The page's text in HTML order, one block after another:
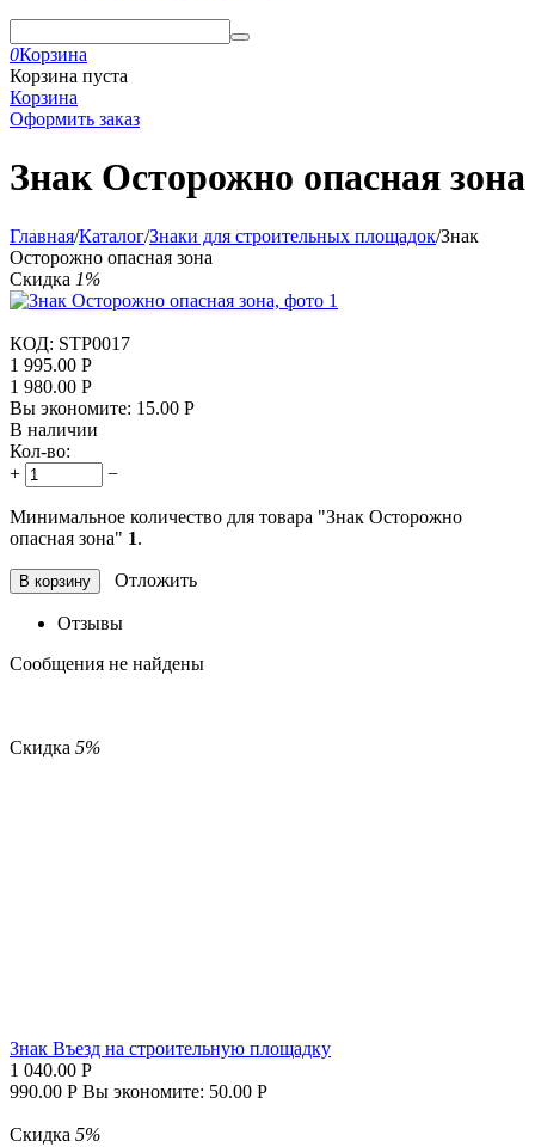
0Корзина
Корзина пуста
Корзина
Оформить заказ
Знак Осторожно опасная зона
Главная/Каталог/Знаки для строительных площадок/Знак
Осторожно опасная зона
Скидка 1%
КОД: STP0017
1 995.00 Р
1 980.00 Р
Вы экономите: 15.00 Р
В наличии
Кол-во:
+
−
Минимальное количество для товара "Знак Осторожно
опасная зона" 1.
В корзину Отложить
Отзывы
Сообщения не найдены
Скидка 5%
Знак Въезд на строительную площадку
1 040.00 Р
990.00 Р Вы экономите: 50.00 Р
Скидка 5%